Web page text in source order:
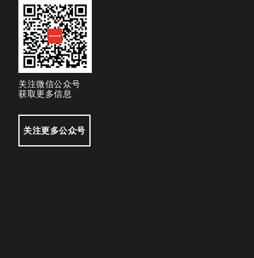
关注微信公众号
获取更多信息
关注更多公众号